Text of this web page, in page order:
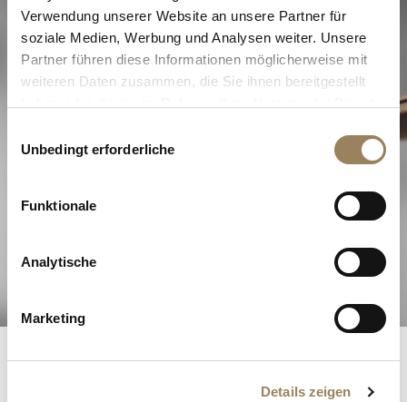
Verwendung unserer Website an unsere Partner für
soziale Medien, Werbung und Analysen weiter. Unsere
Partner führen diese Informationen möglicherweise mit
weiteren Daten zusammen, die Sie ihnen bereitgestellt
Unbedingt erforderliche
Funktionale
Analytische
Marketing
Details zeigen
Entdecken Sie unsere Komplikationen